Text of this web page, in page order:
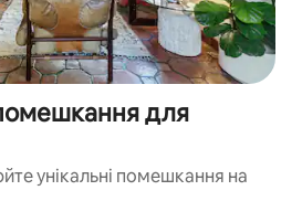
для
унікальні помешкання на